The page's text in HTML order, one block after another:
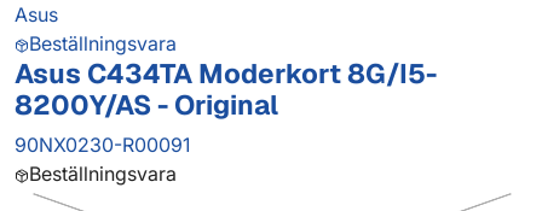
Asus
Beställningsvara
Asus C434TA Moderkort 8G/I5-
8200Y/AS - Original
90NX0230-R00091
Beställningsvara